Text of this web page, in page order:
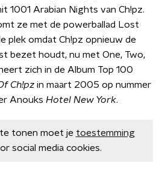
1001 Arabian Nights van Ch!pz.
ze met de powerballad Lost
plek omdat Ch!pz opnieuw de
bezet houdt, nu met One, Two,
zich in de Album Top 100
Ch!pz in maart 2005 op nummer
Anouks Hotel New York.
tonen moet je toestemming
social media cookies.